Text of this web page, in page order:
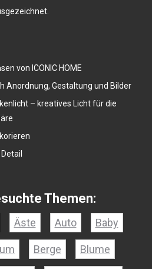
von ICONIC HOME
Anordnung, Gestaltung und Bilder
– kreatives Licht für die
Themen:
Äste Auto Baby
Berge Blume